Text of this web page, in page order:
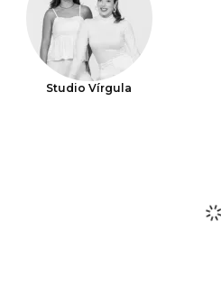
Studio Vírgula